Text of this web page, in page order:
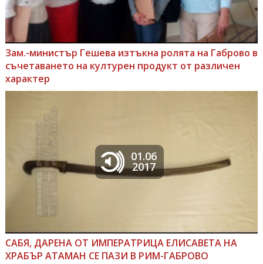
Зам.-министър Гешева изтъкна ролята на Габрово в
съчетаването на културен продукт от различен
характер
01.06
2017
САБЯ, ДАРЕНА ОТ ИМПЕРАТРИЦА ЕЛИСАВЕТА НА
ХРАБЪР АТАМАН СЕ ПАЗИ В РИМ-ГАБРОВО